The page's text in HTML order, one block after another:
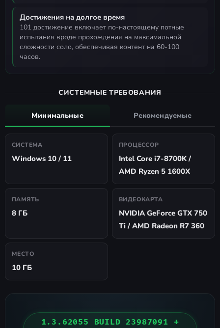
Достижения на долгое время
101 достижение включает по-настоящему потные
испытания вроде прохождения на максимальной
сложности соло, обеспечивая контент на 60-100
часов.
СИСТЕМНЫЕ ТРЕБОВАНИЯ
Минимальные Рекомендуемые
СИСТЕМА
Windows 10 / 11
ПРОЦЕССОР
Intel Core i7-8700K /
AMD Ryzen 5 1600X
ПАМЯТЬ
8 ГБ
ВИДЕОКАРТА
NVIDIA GeForce GTX 750
Ti / AMD Radeon R7 360
МЕСТО
10 ГБ
1.3.62055 BUILD 23987091 +